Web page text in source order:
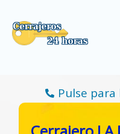
contenido
Pulse